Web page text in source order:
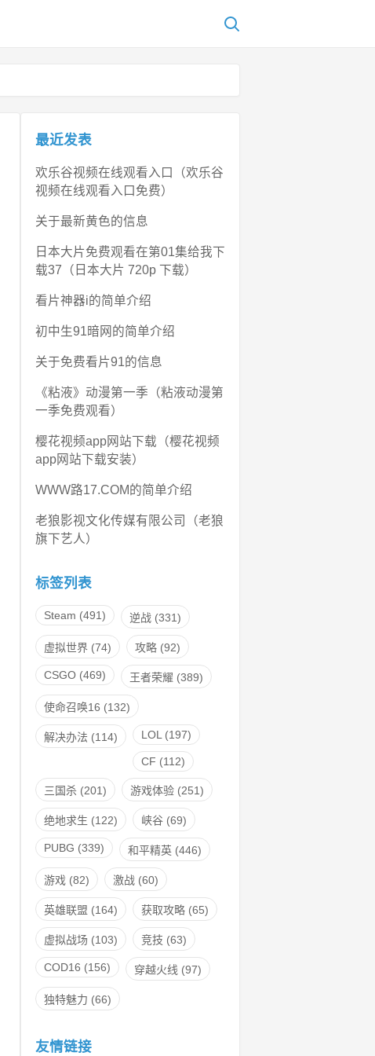
最近发表
欢乐谷视频在线观看入口（欢乐谷
视频在线观看入口免费）
关于最新黄色的信息
日本大片免费观看在第01集给我下
载37（日本大片 720p 下载）
看片神器i的简单介绍
初中生91暗网的简单介绍
关于免费看片91的信息
《粘液》动漫第一季（粘液动漫第
一季免费观看）
樱花视频app网站下载（樱花视频
app网站下载安装）
WWW路17.COM的简单介绍
老狼影视文化传媒有限公司（老狼
旗下艺人）
标签列表
Steam (491) 逆战 (331)
虚拟世界 (74) 攻略 (92)
CSGO (469) 王者荣耀 (389)
使命召唤16 (132)
解决办法 (114) LOL (197)
CF (112)
三国杀 (201) 游戏体验 (251)
绝地求生 (122) 峡谷 (69)
PUBG (339) 和平精英 (446)
游戏 (82) 激战 (60)
英雄联盟 (164) 获取攻略 (65)
虚拟战场 (103) 竞技 (63)
COD16 (156) 穿越火线 (97)
独特魅力 (66)
友情链接